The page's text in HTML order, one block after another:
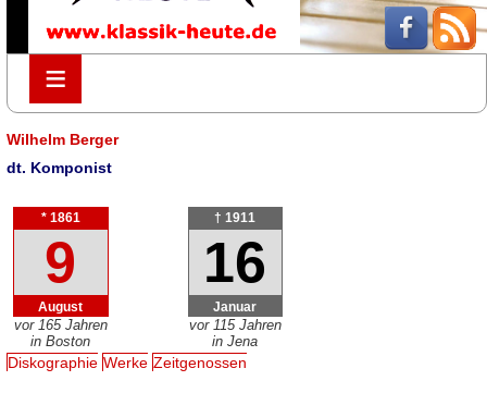
≡
≡
Wilhelm Berger
dt. Komponist
* 1861
9
August
vor 165 Jahren
in Boston
† 1911
16
Januar
vor 115 Jahren
in Jena
Diskographie Werke Zeitgenossen